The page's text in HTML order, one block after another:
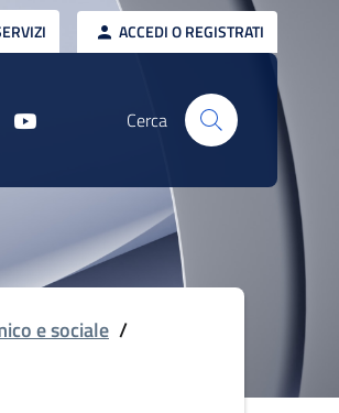
ACCEDI O REGISTRATI
Cerca
e sociale /